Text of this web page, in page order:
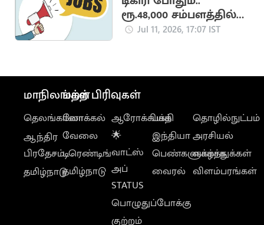
ரூ.48,000 சம்பளத்தில்
சூப்பர் வேலை
Jul 11, 2026, 17:07 IST
மாநிலங்கள்
தெலங்கானா
ஆந்திர
பிரதேசம்
தமிழ்நாடு
மற்ற பிரிவுகள்
லோக்கல்
வேலை
டிரெண்டிங்
தமிழ்நாடு
ஆரோக்கியம்
🌟
வாட்ஸ்
அப்
STATUS
பொழுதுப்போக்கு
குற்றம்
பக்தி
இந்தியா
பெண்களுக்காக
வைரல்
தொழில்நுட்பம்
அரசியல்
வாழ்த்துக்கள்
விளம்பரங்கள்